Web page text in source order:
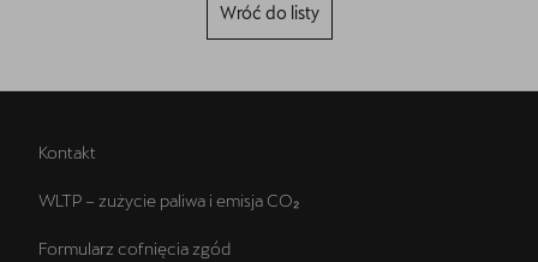
Wróć do listy
Kontakt
WLTP – zużycie paliwa i emisja CO₂
Formularz cofnięcia zgód